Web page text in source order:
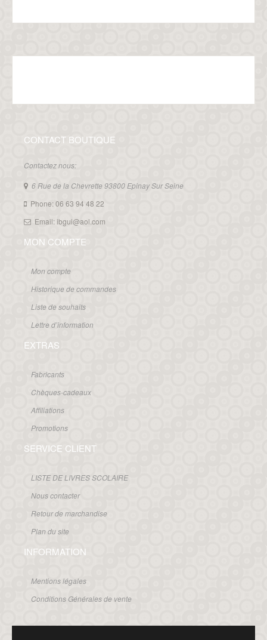
CONTACT BOUTIQUE
Contactez nous:
6 Rue de la Chevrette 93800 Epinay Sur Seine
Phone: 06 63 94 48 22
Email: ibgui@aol.com
MON COMPTE
Mon compte
Historique de commandes
Liste de souhaits
Lettre d’information
EXTRAS
Fabricants
Chèques-cadeaux
Affiliations
Promotions
SERVICE CLIENT
LISTE DE LIVRES SCOLAIRE
Nous contacter
Retour de marchandise
Plan du site
INFORMATION
Mentions légales
Conditions Générales de vente